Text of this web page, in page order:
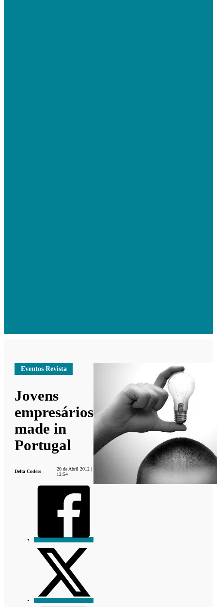
Eventos Revista
Jovens
empresários
made in
Portugal
Delta Coders
20 de Abril 2012 |
12:54